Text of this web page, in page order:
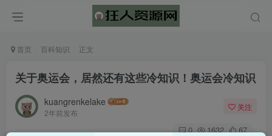
首页 百科知识 正文
关于奥运会，居然还有这些冷知识！奥运会冷知识
kuangrenkelake
2年前发布
关注
0 1632 67